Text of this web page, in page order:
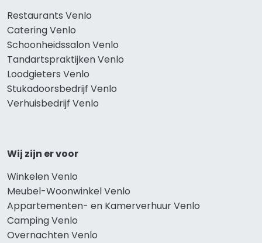
Restaurants Venlo
Catering Venlo
Schoonheidssalon Venlo
Tandartspraktijken Venlo
Loodgieters Venlo
Stukadoorsbedrijf Venlo
Verhuisbedrijf Venlo
Wij zijn er voor
Winkelen Venlo
Meubel-Woonwinkel Venlo
Appartementen- en Kamerverhuur Venlo
Camping Venlo
Overnachten Venlo